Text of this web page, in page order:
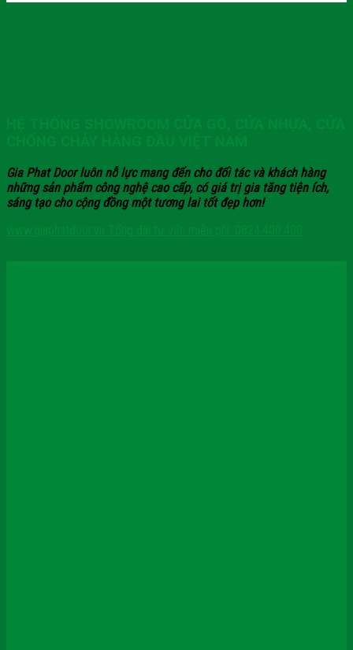
Gia Phat Door luôn nỗ lực mang đến cho đối tác và khách hàng
những sản phẩm công nghệ cao cấp, có giá trị gia tăng tiện ích,
sáng tạo cho cộng đồng một tương lai tốt đẹp hơn!